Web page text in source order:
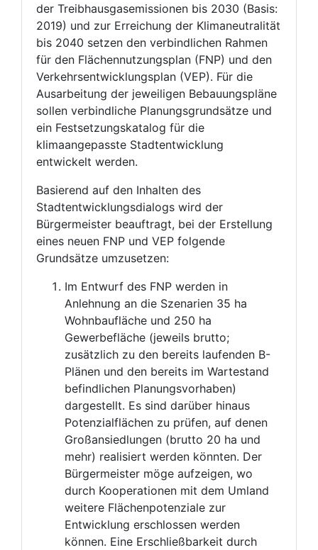
der Treibhausgasemissionen bis 2030 (Basis:
2019) und zur Erreichung der Klimaneutralität
bis 2040 setzen den verbindlichen Rahmen
für den Flächennutzungsplan (FNP) und den
Verkehrsentwicklungsplan (VEP). Für die
Ausarbeitung der jeweiligen Bebauungspläne
sollen verbindliche Planungsgrundsätze und
ein Festsetzungskatalog für die
klimaangepasste Stadtentwicklung
entwickelt werden.
Basierend auf den Inhalten des
Stadtentwicklungsdialogs wird der
Bürgermeister beauftragt, bei der Erstellung
eines neuen FNP und VEP folgende
Grundsätze umzusetzen:
Im Entwurf des FNP werden in
Anlehnung an die Szenarien 35 ha
Wohnbaufläche und 250 ha
Gewerbefläche (jeweils brutto;
zusätzlich zu den bereits laufenden B-
Plänen und den bereits im Wartestand
befindlichen Planungsvorhaben)
dargestellt. Es sind darüber hinaus
Potenzialflächen zu prüfen, auf denen
Großansiedlungen (brutto 20 ha und
mehr) realisiert werden könnten. Der
Bürgermeister möge aufzeigen, wo
durch Kooperationen mit dem Umland
weitere Flächenpotenziale zur
Entwicklung erschlossen werden
können. Eine Erschließbarkeit durch